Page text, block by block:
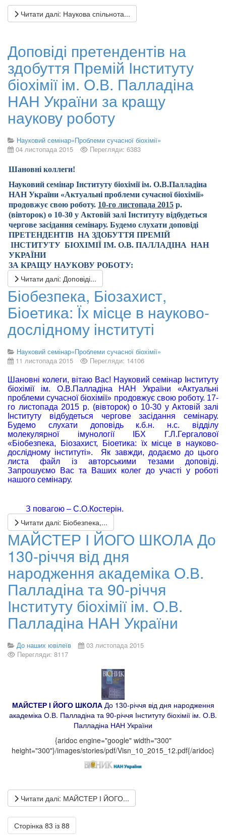
Читати далі: Наукова спільнота...
Доповіді претендентів на
здобуття Премій Інституту
біохімії ім. О.В. Палладіна
НАН України за кращу
наукову роботу
Науковий семінар«Проблеми сучасної біохімії»
04 листопада 2015
Перегляди: 6383
Шановні коллеги!
Науковий семінар Інституту біохімії ім. О.В.Палладіна
НАН України «Актуальні проблеми сучасної біохімії»
продовжує свою роботу. 10-го листопада 2015 р.
(вівторок) о 10-30 у Актовій залі Інституту відбудеться
чергове засідання семінару. Будемо слухати доповіді
ПРЕТЕНДЕНТІВ НА ЗДОБУТТЯ ПРЕМІЙ
ІНСТИТУТУ БІОХІМІЇ ІМ. О.В. ПАЛЛАДІНА НАН
УКРАЇНИ
ЗА КРАЩУ НАУКОВУ РОБОТУ:
Читати далі: Доповіді...
Біобезпека, Біозахист,
Біоетика: Їх місце в науково-
дослідному інституті
Науковий семінар«Проблеми сучасної біохімії»
11 листопада 2015
Перегляди: 14106
Шановні колеги, вітаю Вас! Науковий семінар Інституту
біохімії ім. О.В.Палладіна НАН України«Актуальні
проблеми сучасної біохімії» продовжує свою роботу. 17-
го листопада 2015 р. (вівторок) о 10-30 у Актовій залі
Інституту відбудеться чергове засідання семінару.
Будемо слухати доповідь к.б.н. н.с. відділу
молекулярної імунології ІБХ Г.Л.Гергалової
«Біобезпека, Біозахист, Біоетика: їх місце в науково-
дослідному інституті». Як завжди, додаємо до цього
листа файл із авторськими тезами доповіді.
Запрошуємо Вас та Ваших колег до участі у роботі
нашого семінару.
З повагою – С.О.Костерін.
Читати далі: Біобезпека,...
МАЙСТЕР І ЙОГО ШКОЛА До
130-річчя від дня
народження академіка О.В.
Палладіна та 90-річчя
Інституту біохімії ім. О.В.
Палладіна НАН України
До наших ювілеїв
03 листопада 2015
Перегляди: 8117
МАЙСТЕР І ЙОГО ШКОЛА До 130-річчя від дня народження
академіка О.В. Палладіна та 90-річчя Інституту біохімії ім. О.В.
Палладіна НАН України
{aridoc engine="google" width="300"
height="300"}/images/stories/pdf/Visn_10_2015_12.pdf{/aridoc}
Читати далі: МАЙСТЕР І ЙОГО...
Сторінка 83 із 88